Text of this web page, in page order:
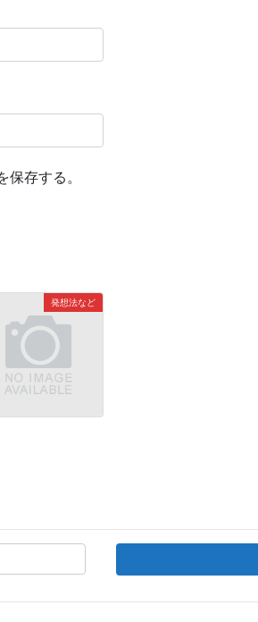
存する。
発想法など